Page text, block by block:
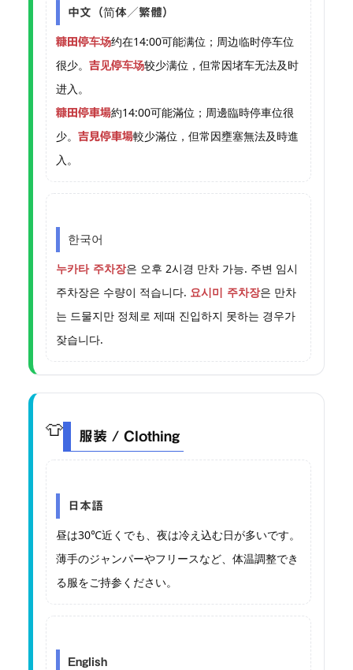
中文（简体／繁體）
糠田停车场约在14:00可能满位；周边临时停车位
很少。
吉见停车场较少满位，但常因堵车无法及时
进入。
糠田停車場約14:00可能滿位；周邊臨時停車位很
少。
吉見停車場較少滿位，但常因壅塞無法及時進
入。
한국어
누카타 주차장은 오후 2시경 만차 가능. 주변 임시
주차장은 수량이 적습니다. 요시미 주차장은 만차
는 드물지만 정체로 제때 진입하지 못하는 경우가
잦습니다.
👕 服装 / Clothing
日本語
昼は30℃近くでも、夜は冷え込む日が多いです。
薄手のジャンパーやフリースなど、体温調整でき
る服をご持参ください。
English